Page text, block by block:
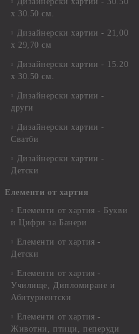
х 30.50 см.
Дизайнерски хартии - 21,00
х 29,70 см
Дизайнерски хартии - 15.20
x 30.50 см.
Дизайнерски хартии -
други
Дизайнерски хартии -
Сватби
Дизайнерски хартии -
Детски
Елементи от хартия
Елементи от хартия - Букви
и Цифри за Банери
Елементи от хартия -
Детски
Елементи от хартия -
Училище, Дипломиране и
Абитуриентски
Елементи от хартия -
Животни, птици, пеперуди